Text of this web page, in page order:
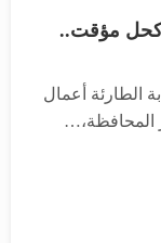
كحل مؤقت..
الطارئة أعمال
المحافظة،…